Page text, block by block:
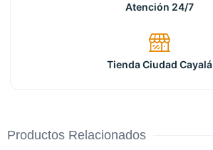
Atención 24/7
Tienda Ciudad Cayalá
Productos Relacionados